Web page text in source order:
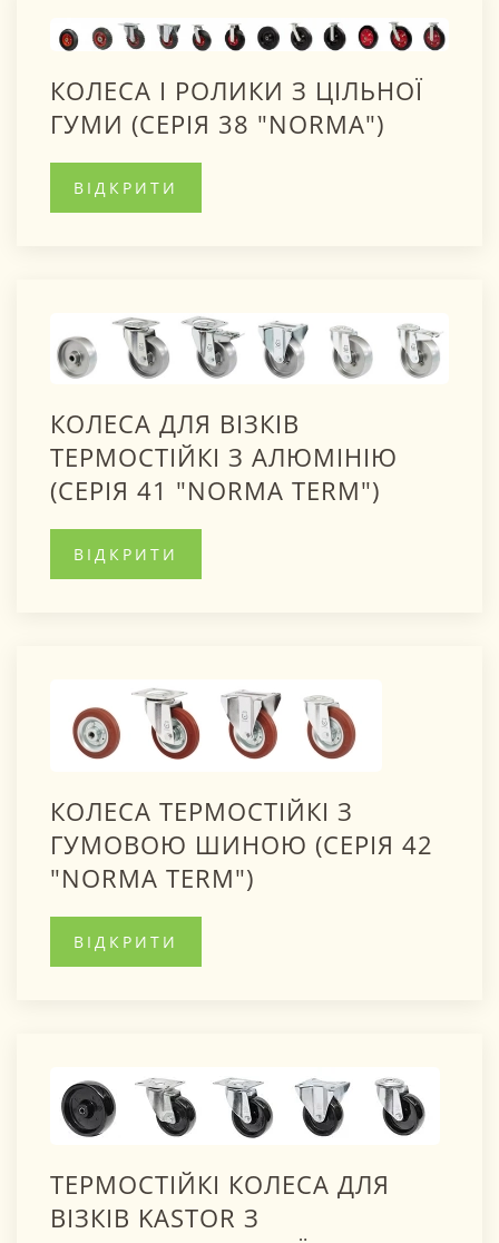
КОЛЕСА І РОЛИКИ З ЦІЛЬНОЇ
ГУМИ (СЕРІЯ 38 "NORMA")
ВІДКРИТИ
КОЛЕСА ДЛЯ ВІЗКІВ
ТЕРМОСТІЙКІ З АЛЮМІНІЮ
(СЕРІЯ 41 "NORMA TERM")
ВІДКРИТИ
КОЛЕСА ТЕРМОСТІЙКІ З
ГУМОВОЮ ШИНОЮ (СЕРІЯ 42
"NORMA TERM")
ВІДКРИТИ
ТЕРМОСТІЙКІ КОЛЕСА ДЛЯ
ВІЗКІВ KASTOR З